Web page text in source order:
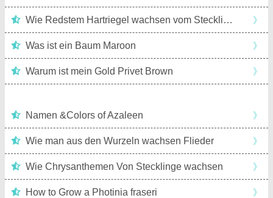
Wie Redstem Hartriegel wachsen vom Stecklinge 》
Was ist ein Baum Maroon 》
Warum ist mein Gold Privet Brown 》
Namen &Colors of Azaleen 》
Wie man aus den Wurzeln wachsen Flieder 》
Wie Chrysanthemen Von Stecklinge wachsen 》
How to Grow a Photinia fraseri 》